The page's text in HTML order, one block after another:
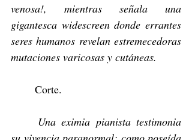
venosa!, mientras señala una
gigantesca widescreen donde errantes
seres humanos revelan estremecedoras
mutaciones varicosas y cutáneas.
	Corte.